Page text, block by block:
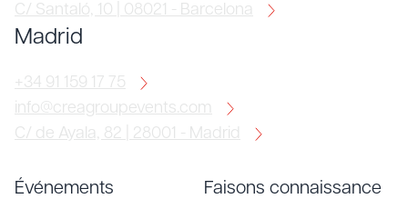
C/ Santaló, 10 | 08021 - Barcelona
Madrid
+34 91 159 17 75
info@creagroupevents.com
C/ de Ayala, 82 | 28001 - Madrid
Événements
Faisons connaissance